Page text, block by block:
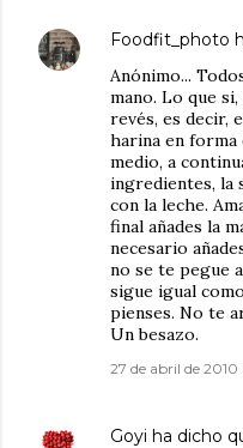
Foodfit_photo
Anónimo...
mano. Lo que
revés, es decir,
harina en forma
medio, a
ingredientes, la
con la leche.
final añades la
necesario
no se te pegue
sigue igual
pienses. No te
Un besazo.
27 de abril de 2010
Goyi ha dicho